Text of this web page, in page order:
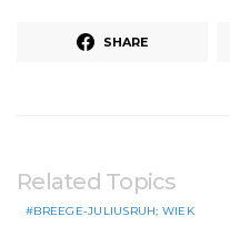
SHARE
Related Topics
BREEGE-JULIUSRUH; WIEK